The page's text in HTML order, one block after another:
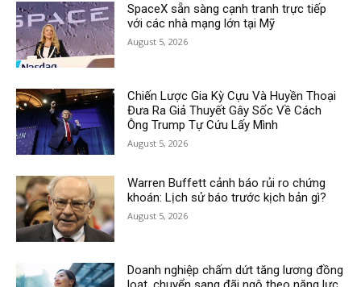
SpaceX sẵn sàng cạnh tranh trực tiếp
với các nhà mạng lớn tại Mỹ
August 5, 2026
Chiến Lược Gia Kỳ Cựu Và Huyền Thoại
Đưa Ra Giả Thuyết Gây Sốc Về Cách
Ông Trump Tự Cứu Lấy Mình
August 5, 2026
Warren Buffett cảnh báo rủi ro chứng
khoán: Lịch sử báo trước kịch bản gì?
August 5, 2026
Doanh nghiệp chấm dứt tăng lương đồng